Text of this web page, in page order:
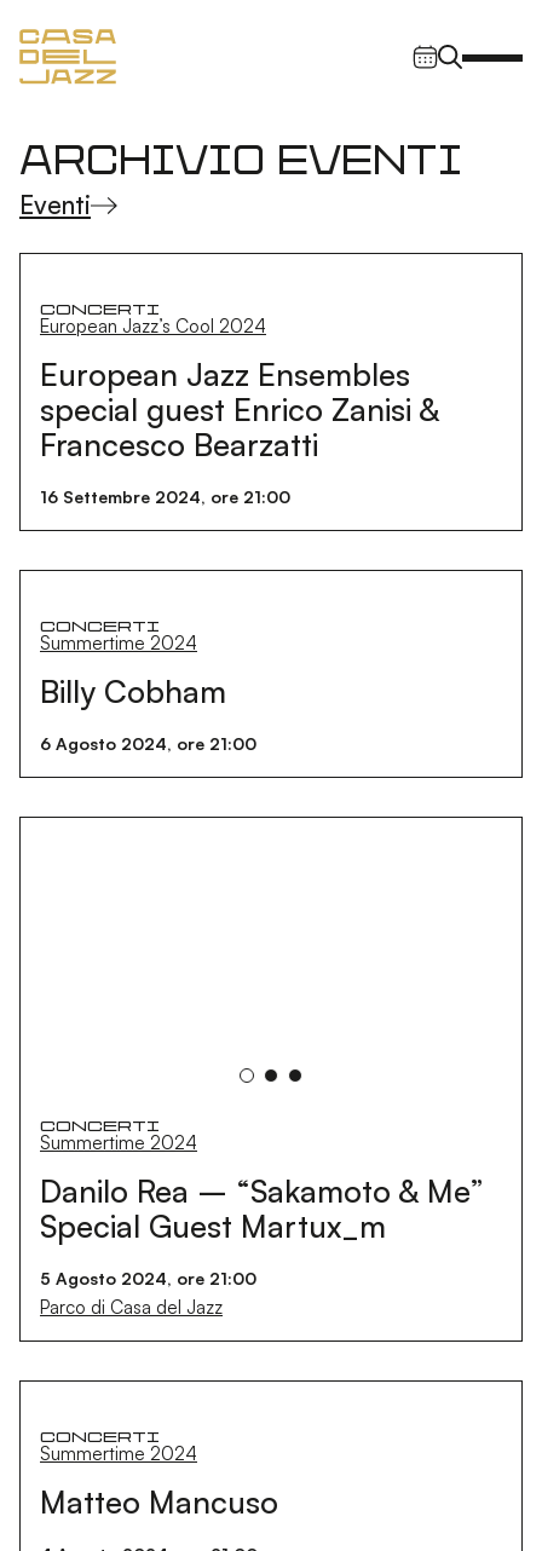
Navigazione principale
Archivio eventi
Eventi
Concerti
European Jazz’s Cool 2024
European Jazz Ensembles
special guest Enrico Zanisi &
Francesco Bearzatti
16 Settembre 2024, ore 21:00
Concerti
Summertime 2024
Billy Cobham
6 Agosto 2024, ore 21:00
Concerti
Summertime 2024
Danilo Rea – “Sakamoto & Me”
Special Guest Martux_m
5 Agosto 2024, ore 21:00
Parco di Casa del Jazz
Concerti
Summertime 2024
Matteo Mancuso